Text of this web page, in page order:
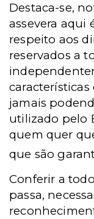
Destaca-se,
assevera aqui
respeito aos
reservados a
jamais
utilizado pelo
quem quer
que são
Conferir a
passa,